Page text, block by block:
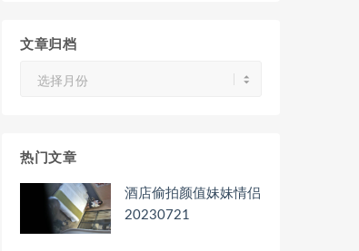
文章归档
热门文章
酒店偷拍颜值妹妹情侣
20230721